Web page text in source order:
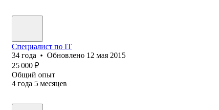
Специалист по IT
34 года • Обновлено 12 мая 2015
25 000 ₽
Общий опыт
4 года 5 месяцев